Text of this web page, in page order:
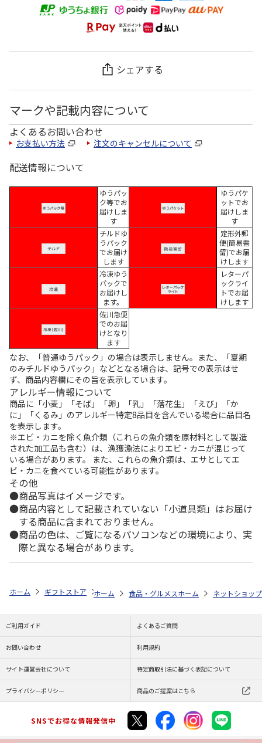
シェアする
マークや記載内容について
よくあるお問い合わせ
お支払い方法 注文のキャンセルについて
配送情報について
ゆうパッ
ク等でお
届けしま
す
ゆうパケ
ットでお
届けしま
す
チルドゆ
うパック
でお届け
します
定形外郵
便(簡易書
留)でお届
けします
冷凍ゆう
パックで
お届けし
ます。
レターパ
ックライ
トでお届
けします
佐川急便
でのお届
けとなり
ます
なお、「普通ゆうパック」の場合は表示しません。また、「夏期
のみチルドゆうパック」などとなる場合は、記号での表示はせ
ず、商品内容欄にその旨を表示しています。
アレルギー情報について
商品に「小麦」「そば」「卵」「乳」「落花生」「えび」「か
に」「くるみ」のアレルギー特定8品目を含んでいる場合に品目名
を表示します。
※エビ・カニを除く魚介類（これらの魚介類を原材料として製造
された加工品も含む）は、漁獲漁法によりエビ・カニが混じって
いる場合があります。 また、これらの魚介類は、エサとしてエ
ビ・カニを食べている可能性があります。
その他
商品写真はイメージです。
商品内容として記載されていない「小道具類」はお届け
する商品に含まれておりません。
商品の色は、ご覧になるパソコンなどの環境により、実
際と異なる場合があります。
ホーム ギフトストア お中元・夏ギフト特集 2026 ゆうゆうギフト
ホーム 食品・グルメストア カレー特集
ホーム ネットショップ
ご利用ガイド よくあるご質問
お問い合わせ 利用規約
サイト運営会社について 特定商取引法に基づく表記について
プライバシーポリシー 商品のご提案はこちら
SNSでお得な情報発信中